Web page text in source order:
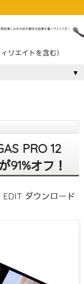
リエイトを含む）
▼
PRO 12
91%オフ！
EDIT ダウンロード